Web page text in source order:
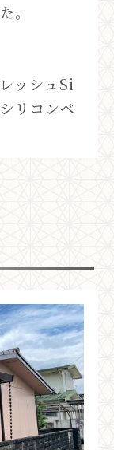
。
ッシュSi
リコンベ